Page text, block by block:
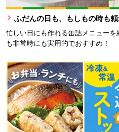
ふだんの日も、もしもの時も
忙しい日にも作れる缶詰メニュー
も非常時にも実用的でおすすめ！